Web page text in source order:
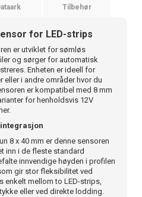
Tilbehør
for LED-strips
er utviklet for sømløs
og sørger for automatisk
Enheten er ideell for
eller i andre områder hvor du
er kompatibel med 8 mm
for henholdsvis 12V
8 x 40 mm er denne sensoren
inn i de fleste standard
innvendige høyden i profilen
gir stor fleksibilitet ved
enkelt mellom to LED-strips,
eller ved direkte lodding.